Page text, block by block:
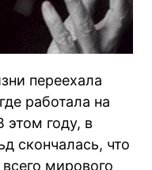
переехала
работала на
этом году, в
скончалась, что
мирового